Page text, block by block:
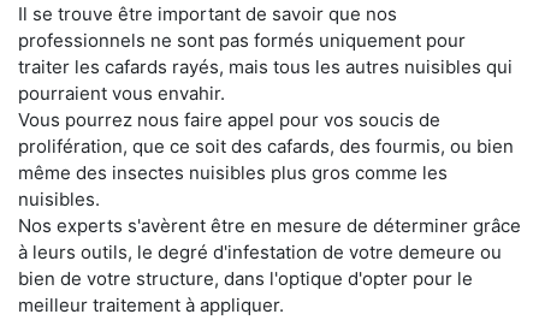
Il se trouve être important de savoir que nos
professionnels ne sont pas formés uniquement pour
traiter les cafards rayés, mais tous les autres nuisibles qui
pourraient vous envahir.
Vous pourrez nous faire appel pour vos soucis de
prolifération, que ce soit des cafards, des fourmis, ou bien
même des insectes nuisibles plus gros comme les
nuisibles.
Nos experts s'avèrent être en mesure de déterminer grâce
à leurs outils, le degré d'infestation de votre demeure ou
bien de votre structure, dans l'optique d'opter pour le
meilleur traitement à appliquer.